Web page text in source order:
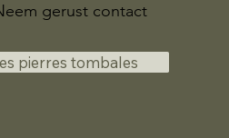
gerust contact
pierres tombales